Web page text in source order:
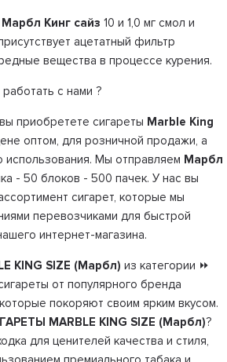
Марбл Кинг сайз 10 и 1,0 мг смол и
ацетатный фильтр
вещества в процессе курения.
с нами ?
приобретете сигареты Marble King
оптом, для розничной продажи, а
использования. Мы отправляем Марбл
- 50 блоков - 500 пачек. У нас вы
сигарет, которые мы
перевозчиками для быстрой
интернет-магазина.
KING SIZE (Марбл) из категории ⏩
от популярного бренда
покоряют своим ярким вкусом.
MARBLE KING SIZE (Марбл)?
для ценителей качества и стиля,